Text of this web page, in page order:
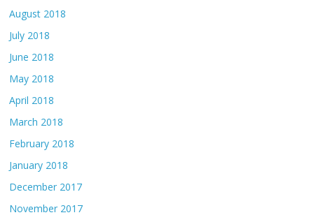
August 2018
July 2018
June 2018
May 2018
April 2018
March 2018
February 2018
January 2018
December 2017
November 2017